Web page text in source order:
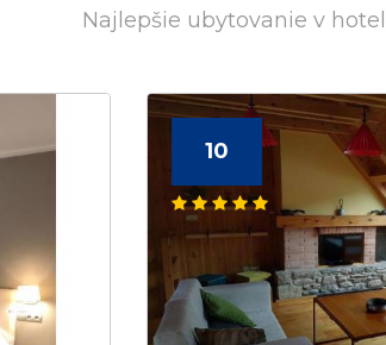
Najlepšie ubytovanie v
10